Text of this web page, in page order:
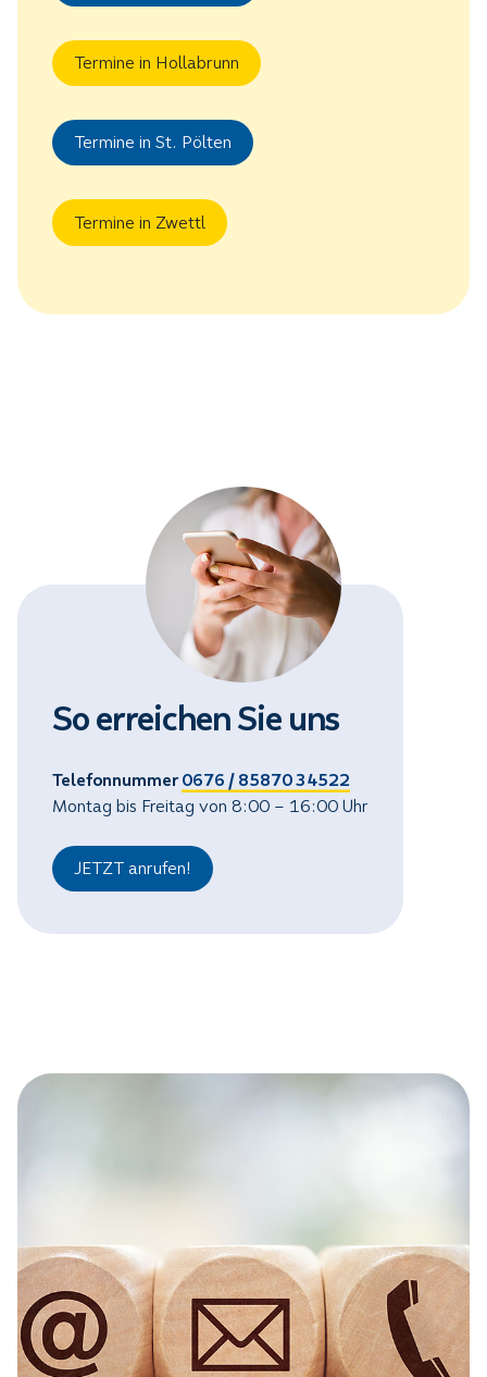
Termine in Hollabrunn
Termine in St. Pölten
Termine in Zwettl
So erreichen Sie uns
Telefonnummer0676 / 85870 34522
Montag bis Freitag von 8:00 – 16:00 Uhr
JETZT anrufen!